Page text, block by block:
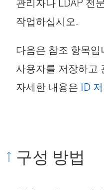
관리자나 LDAP 전
작업하십시오.
다음은 참조 항목
사용자를 저장하고
자세한 내용은 ID
구성 방법